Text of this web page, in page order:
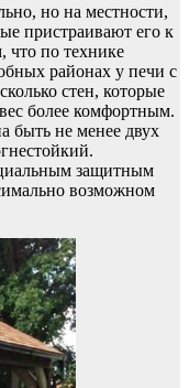
но на местности,
пристраивают его к
что по технике
районах у печи с
стен, которые
более комфортным.
быть не менее двух
защитным
возможном